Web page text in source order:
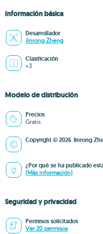
Información básica
Desarrollador
Jinrong Zheng
Clasificación
+3
Modelo de distribución
Precios
Gratis
Copyright © 2026 Jinrong
¿Por qué se ha publicado
(Más información)
Seguridad y privacidad
Permisos solicitados
Ver 20 permisos